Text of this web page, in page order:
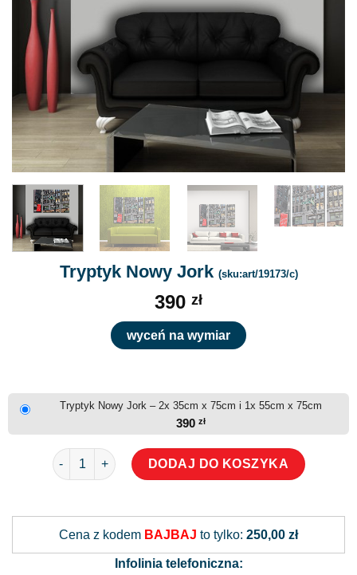
Tryptyk Nowy Jork (sku:art/19173/c)
390 zł
wyceń na wymiar
Tryptyk Nowy Jork – 2x 35cm x 75cm i 1x 55cm x 75cm
390 zł
ilość Tryptyk Nowy Jork
DODAJ DO KOSZYKA
Cena z kodem BAJBAJ to tylko: 250,00 zł
Infolinia telefoniczna: